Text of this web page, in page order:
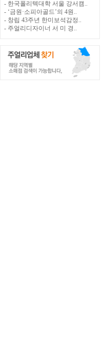
- 한국폴리텍대학 서울 강서캠..
- ‘금원·소피아골드’의 4원..
- 창립 43주년 한미보석감정..
- 주얼리디자이너 서 미 경..